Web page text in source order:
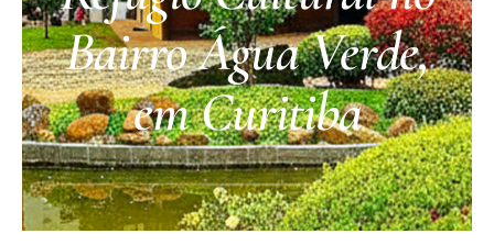
Bairro Água Verde,
em Curitiba